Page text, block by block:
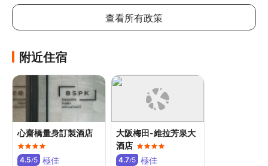
如有兒童同行或額外住客可能需支付額外費用，詳情請向酒
自助早餐費用：每位 JPY2500 (大約金額)
住宿可能尚有其他額外收費。上述收費及按金不包括稅項，
金額亦可能會有所變動。
住宿每日 07:00 至 09:30 供應自助早餐，費用另計。
查看所有政策
附近住宿
心齋橋量身訂製酒店
4.5/5 極佳
大阪梅田-維拉芳泉大
酒店
4.7/5 極佳